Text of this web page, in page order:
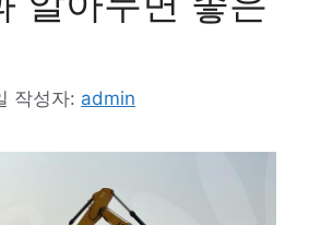
작성자: admin